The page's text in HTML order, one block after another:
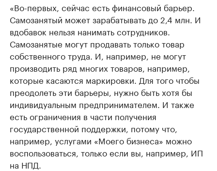
«Во-первых, сейчас есть финансовый барьер.
Самозанятый может зарабатывать до 2,4 млн. И
вдобавок нельзя нанимать сотрудников.
Самозанятые могут продавать только товар
собственного труда. И, например, не могут
производить ряд многих товаров, например,
которые касаются маркировки. Для того чтобы
преодолеть эти барьеры, нужно быть хотя бы
индивидуальным предпринимателем. И также
есть ограничения в части получения
государственной поддержки, потому что,
например, услугами «Моего бизнеса» можно
воспользоваться, только если вы, например, ИП
на НПД.